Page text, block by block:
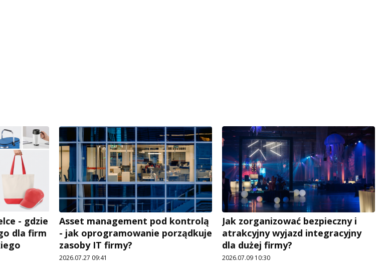
- gdzie
dla firm
Asset management pod kontrolą
- jak oprogramowanie porządkuje
zasoby IT firmy?
2026.07.27 09:41
Jak zorganizować bezpieczny i
atrakcyjny wyjazd integracyjny
dla dużej firmy?
2026.07.09 10:30